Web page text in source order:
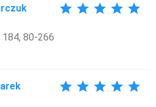
184, 80-266
star star star star star
star star star star star